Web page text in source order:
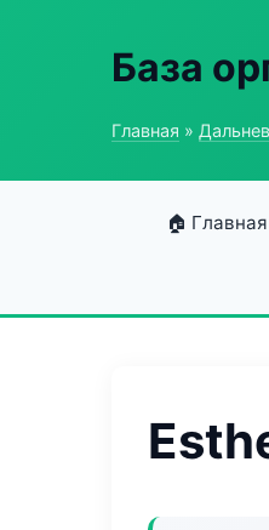
База
Главная »
🏠 Главная